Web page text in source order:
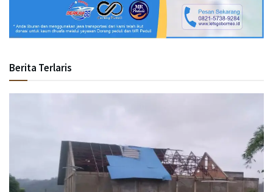
Berita Terlaris